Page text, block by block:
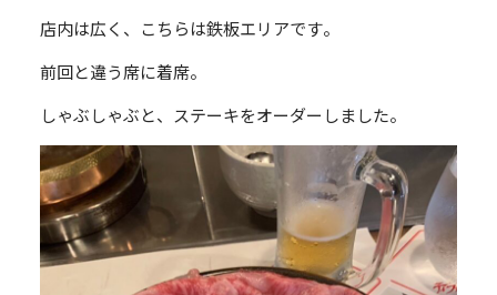
店内は広く、こちらは鉄板エリアです。
前回と違う席に着席。
しゃぶしゃぶと、ステーキをオーダーしました。